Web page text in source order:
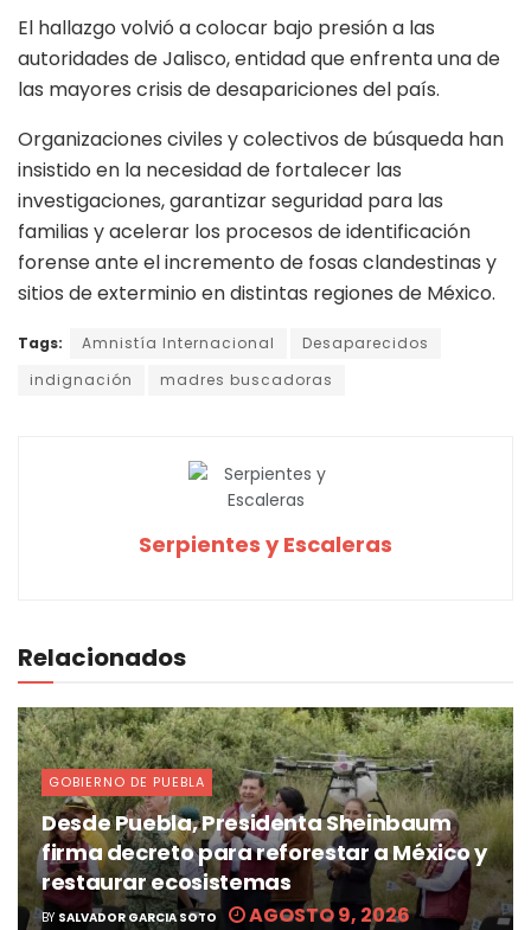
El hallazgo volvió a colocar bajo presión a las
autoridades de Jalisco, entidad que enfrenta una de
las mayores crisis de desapariciones del país.
Organizaciones civiles y colectivos de búsqueda han
insistido en la necesidad de fortalecer las
investigaciones, garantizar seguridad para las
familias y acelerar los procesos de identificación
forense ante el incremento de fosas clandestinas y
sitios de exterminio en distintas regiones de México.
Tags: Amnistía Internacional
Desaparecidos
indignación
madres buscadoras
Serpientes y Escaleras
Relacionados
GOBIERNO DE PUEBLA
Desde Puebla, Presidenta Sheinbaum
firma decreto para reforestar a México y
restaurar ecosistemas
BY SALVADOR GARCIA SOTO AGOSTO 9, 2026